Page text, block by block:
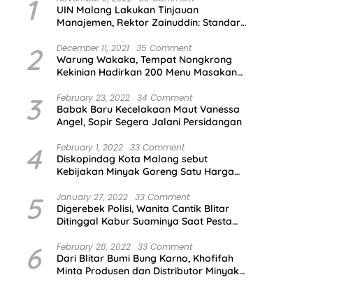
1
UIN Malang Lakukan Tinjauan
Manajemen, Rektor Zainuddin: Standar
2 December 11, 2021 35 Comment
Warung Wakaka, Tempat Nongkrong
Kekinian Hadirkan 200 Menu Masakan
3 February 23, 2022 34 Comment
Babak Baru Kecelakaan Maut Vanessa
Angel, Sopir Segera Jalani Persidangan
4 February 1, 2022 33 Comment
Diskopindag Kota Malang sebut
Kebijakan Minyak Goreng Satu Harga
5 January 27, 2022 33 Comment
Digerebek Polisi, Wanita Cantik Blitar
Ditinggal Kabur Suaminya Saat Pesta
6 February 28, 2022 33 Comment
Dari Blitar Bumi Bung Karno, Khofifah
Minta Produsen dan Distributor Minyak